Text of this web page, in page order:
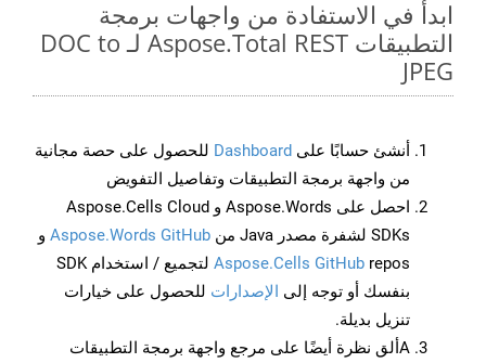
ابدأ في الاستفادة من واجهات برمجة
التطبيقات Aspose.Total REST لـ DOC to
JPEG
أنشئ حسابًا على Dashboard للحصول على حصة مجانية
من واجهة برمجة التطبيقات وتفاصيل التفويض
احصل على Aspose.Words و Aspose.Cells Cloud
SDKs لشفرة مصدر Java من
Aspose.Words GitHub و
Aspose.Cells GitHub
repos لتجميع / استخدام SDK
بنفسك أو توجه إلى الإصدارات للحصول على خيارات
تنزيل بديلة.
Aألق نظرة أيضًا على مرجع واجهة برمجة التطبيقات